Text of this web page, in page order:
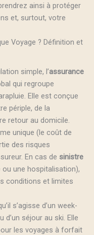
ainsi à protéger
et, surtout, votre
Voyage ? Définition et
simple, l’assurance
qui regroupe
Elle est conçue
périple, de la
retour au domicile.
unique (le coût de
des risques
En cas de sinistre
ou une hospitalisation),
conditions et limites
s’agisse d’un week-
d’un séjour au ski. Elle
les voyages à forfait